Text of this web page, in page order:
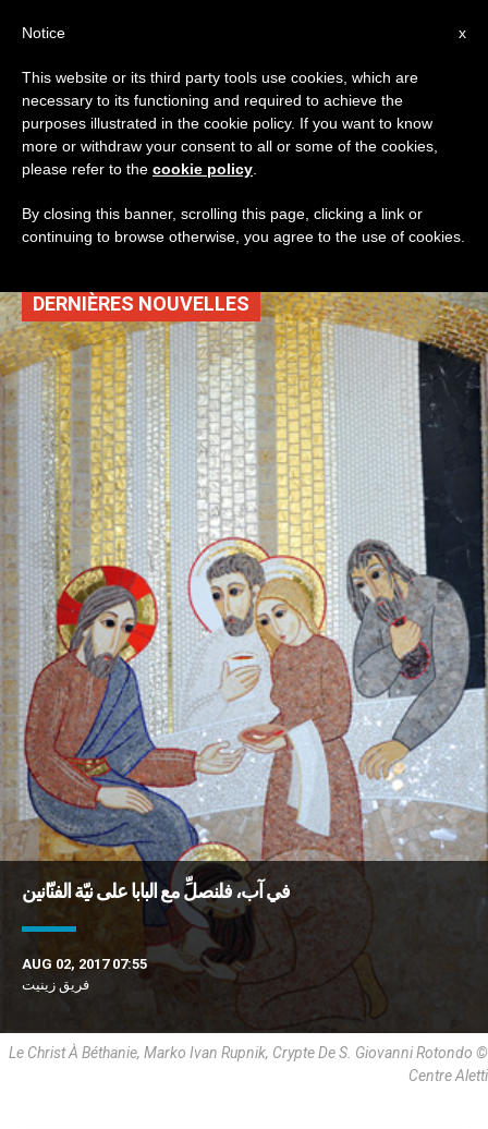
TAG
Posts Tagged ‘شهر
آب’
DERNIÈRES NOUVELLES
في آب، فلنصلِّ مع البابا على نيّة الفنّانين
AUG 02, 2017 07:55
فريق زينيت
Le Christ À Béthanie, Marko Ivan Rupnik, Crypte De S. Giovanni Rotondo ©
Centre Aletti
x
Notice
This website or its third party tools use cookies, which are
necessary to its functioning and required to achieve the
purposes illustrated in the cookie policy. If you want to know
more or withdraw your consent to all or some of the cookies,
please refer to the cookie policy
By closing this banner, scrolling this page, clicking a link or
continuing to browse otherwise, you agree to the use of cookies.